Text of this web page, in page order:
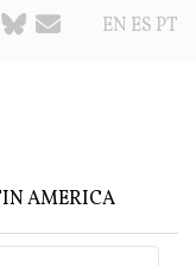
EN ES PT
AMERICA